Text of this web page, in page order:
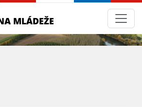
MLÁDEŽE